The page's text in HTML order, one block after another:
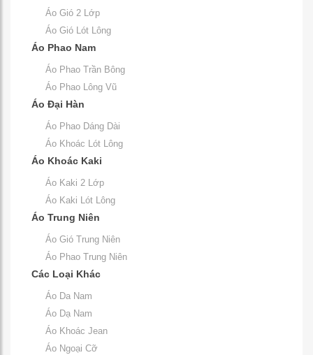
Áo Gió 2 Lớp
Áo Gió Lót Lông
Áo Phao Nam
Áo Phao Trần Bông
Áo Phao Lông Vũ
Áo Đại Hàn
Áo Phao Dáng Dài
Áo Khoác Lót Lông
Áo Khoác Kaki
Áo Kaki 2 Lớp
Áo Kaki Lót Lông
Áo Trung Niên
Áo Gió Trung Niên
Áo Phao Trung Niên
Các Loại Khác
Áo Da Nam
Áo Dạ Nam
Áo Khoác Jean
Áo Ngoại Cỡ